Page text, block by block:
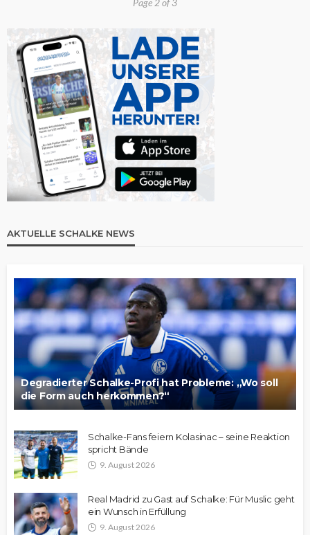
Page 2 of 3
AKTUELLE SCHALKE NEWS
Degradierter Schalke-Profi hat Probleme: „Wo soll
die Form auch herkommen?“
Schalke-Fans feiern Kolasinac – seine Reaktion
spricht Bände
9. August 2026
Real Madrid zu Gast auf Schalke: Für Muslic geht
ein Wunsch in Erfüllung
9. August 2026